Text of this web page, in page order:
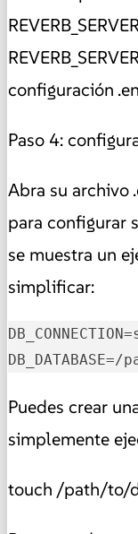
configuración
Paso 4:
Abra su archivo
para configurar
se muestra un
simplificar:
DB_CONNECTION
DB_DATABASE=/
Puedes crear
simplemente
touch /path/to/